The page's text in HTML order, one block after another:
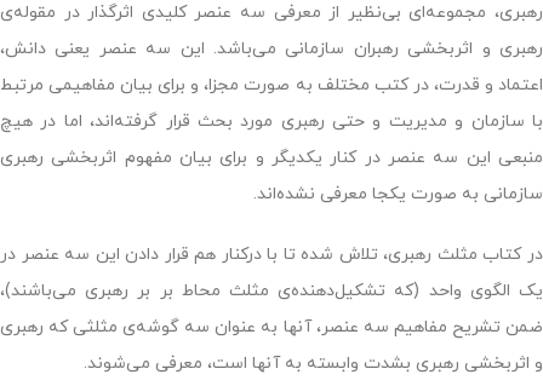
رهبری، مجموعه‌ای بی‌نظیر از معرفی سه عنصر کلیدی اثرگذار در مقوله‌ی
رهبری و اثربخشی رهبران سازمانی می‌باشد. این سه عنصر یعنی دانش،
اعتماد و قدرت، در کتب مختلف به صورت مجزا، و برای بیان مفاهیمی مرتبط
با سازمان و مدیریت و حتی رهبری مورد بحث قرار گرفته‌اند، اما در هیچ
منبعی این سه عنصر در کنار یکدیگر و برای بیان مفهوم اثربخشی رهبری
سازمانی به صورت یکجا معرفی نشده‌اند.
در کتاب مثلث رهبری، تلاش شده تا با درکنار هم قرار دادن این سه عنصر در
یک الگوی واحد (که تشکیل‌دهنده‌ی مثلث محاط بر بر رهبری می‌باشند)،
ضمن تشریح مفاهیم سه عنصر، آنها به عنوان سه گوشه‌ی مثلثی که رهبری
و اثربخشی رهبری بشدت وابسته به آنها است، معرفی می‌شوند.